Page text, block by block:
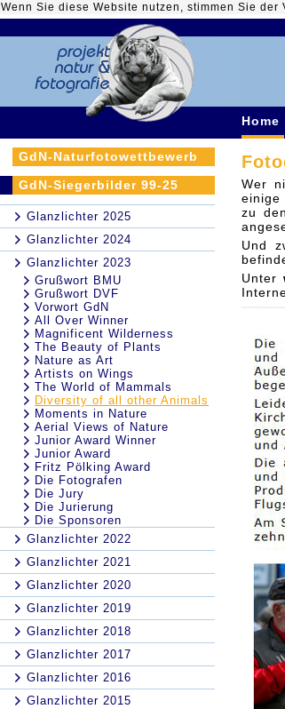
Wenn Sie diese Website nutzen, stimmen Sie der
Home
GdN-Naturfotowettbewerb
GdN-Siegerbilder 99-25
Glanzlichter 2025
Glanzlichter 2024
Glanzlichter 2023
Grußwort BMU
Grußwort DVF
Vorwort GdN
All Over Winner
Magnificent Wilderness
The Beauty of Plants
Nature as Art
Artists on Wings
The World of Mammals
Diversity of all other Animals
Moments in Nature
Aerial Views of Nature
Junior Award Winner
Junior Award
Fritz Pölking Award
Die Fotografen
Die Jury
Die Jurierung
Die Sponsoren
Glanzlichter 2022
Glanzlichter 2021
Glanzlichter 2020
Glanzlichter 2019
Glanzlichter 2018
Glanzlichter 2017
Glanzlichter 2016
Glanzlichter 2015
Wer
einige
zu
Und
Unter